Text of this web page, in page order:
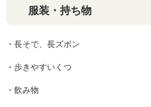
服装・持ち物
・長そで、長ズボン
・歩きやすいくつ
・飲み物